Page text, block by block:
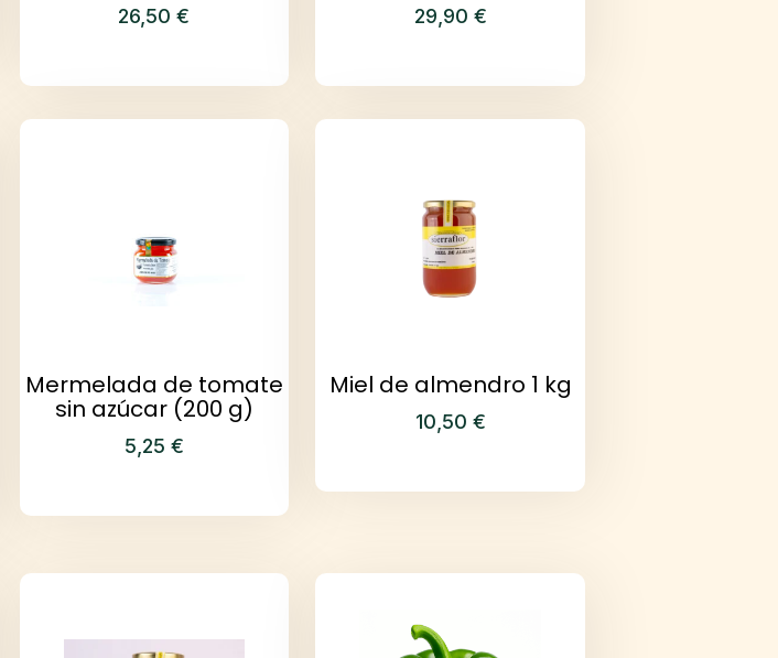
26,50€ 29,90 €
Mermelada de tomate
sin azúcar (200 g)
5,25 €
Miel de almendro 1 kg
10,50 €